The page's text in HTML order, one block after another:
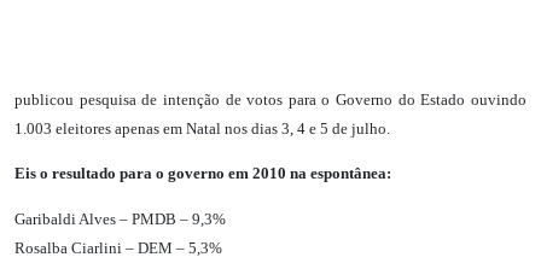
publicou pesquisa de intenção de votos para o Governo do Estado ouvindo
1.003 eleitores apenas em Natal nos dias 3, 4 e 5 de julho.
Eis o resultado para o governo em 2010 na espontânea:
Garibaldi Alves – PMDB – 9,3%
Rosalba Ciarlini – DEM – 5,3%